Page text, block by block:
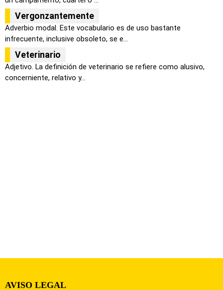
Vergonzantemente
Adverbio modal. Este vocabulario es de uso bastante
infrecuente, inclusive obsoleto, se e...
Veterinario
Adjetivo. La definición de veterinario se refiere como alusivo,
concerniente, relativo y...
AVISO LEGAL